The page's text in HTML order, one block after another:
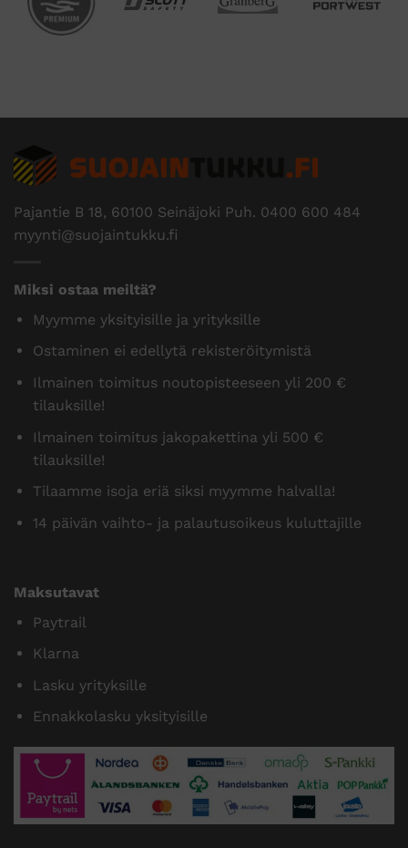
Pajantie B 18, 60100 Seinäjoki Puh. 0400 600 484
myynti@suojaintukku.fi
Miksi ostaa meiltä?
Myymme yksityisille ja yrityksille
Ostaminen ei edellytä rekisteröitymistä
Ilmainen toimitus noutopisteeseen yli 200 €
tilauksille!
Ilmainen toimitus jakopakettina yli 500 €
tilauksille!
Tilaamme isoja eriä siksi myymme halvalla!
14 päivän vaihto- ja palautusoikeus kuluttajille
Maksutavat
Paytrail
Klarna
Lasku yrityksille
Ennakkolasku yksityisille